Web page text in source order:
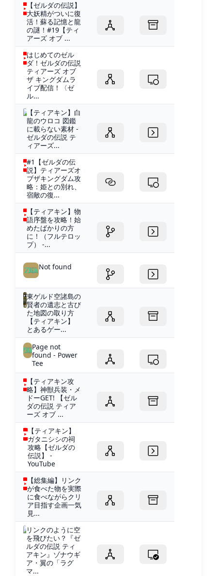
【ゼルダの伝説】
大妖精がついに復
活！蘇る記憶と龍
の謎！#19【ティ
アーズ オブ ...
はじめてのゼル
ダ！ゼルダの伝説
ティアーズ オブ
ザ キングダムラ
イブ配信！〈ゼ
ル...
【ティアキン】白
龍のウロコ 図鑑
に載らない素材 -
ゼルダの伝説 テ
ィアーズ...
#1【ゼルダの伝
説】ティアーズオ
ブザキングダム攻
略：姫との別れ、
宿敵の復...
【ティアキン】物
語序盤を攻略！始
めたばかりの方
に！（フルテロッ
プ） -...
Not found
東ゲルド空諸島の
賢者の遺志と古び
た地図の取り方
【ティアキン】
とあるゲー...
Page not
found - Power
Tee
【ティアキン攻
略】神獣兵装・メ
ドーGET! 【ゼル
ダの伝説 ティア
ーズ オブ ...
【ティアキン】
ガタニシシの祠
攻略【ゼルダの
伝説】 -
YouTube
【総集編】リンク
が食べた物を実際
に食べながらクリ
ア目指す企画一気
見...
リンクのように空
を飛びたい？『ゼ
ルダの伝説 ティ
アキン』ゾナウギ
ア・翼の「ラグ
マ...